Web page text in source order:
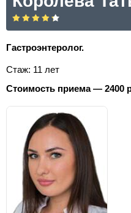
Гастроэнтеролог.
Стаж: 11 лет
Стоимость приема — 2400